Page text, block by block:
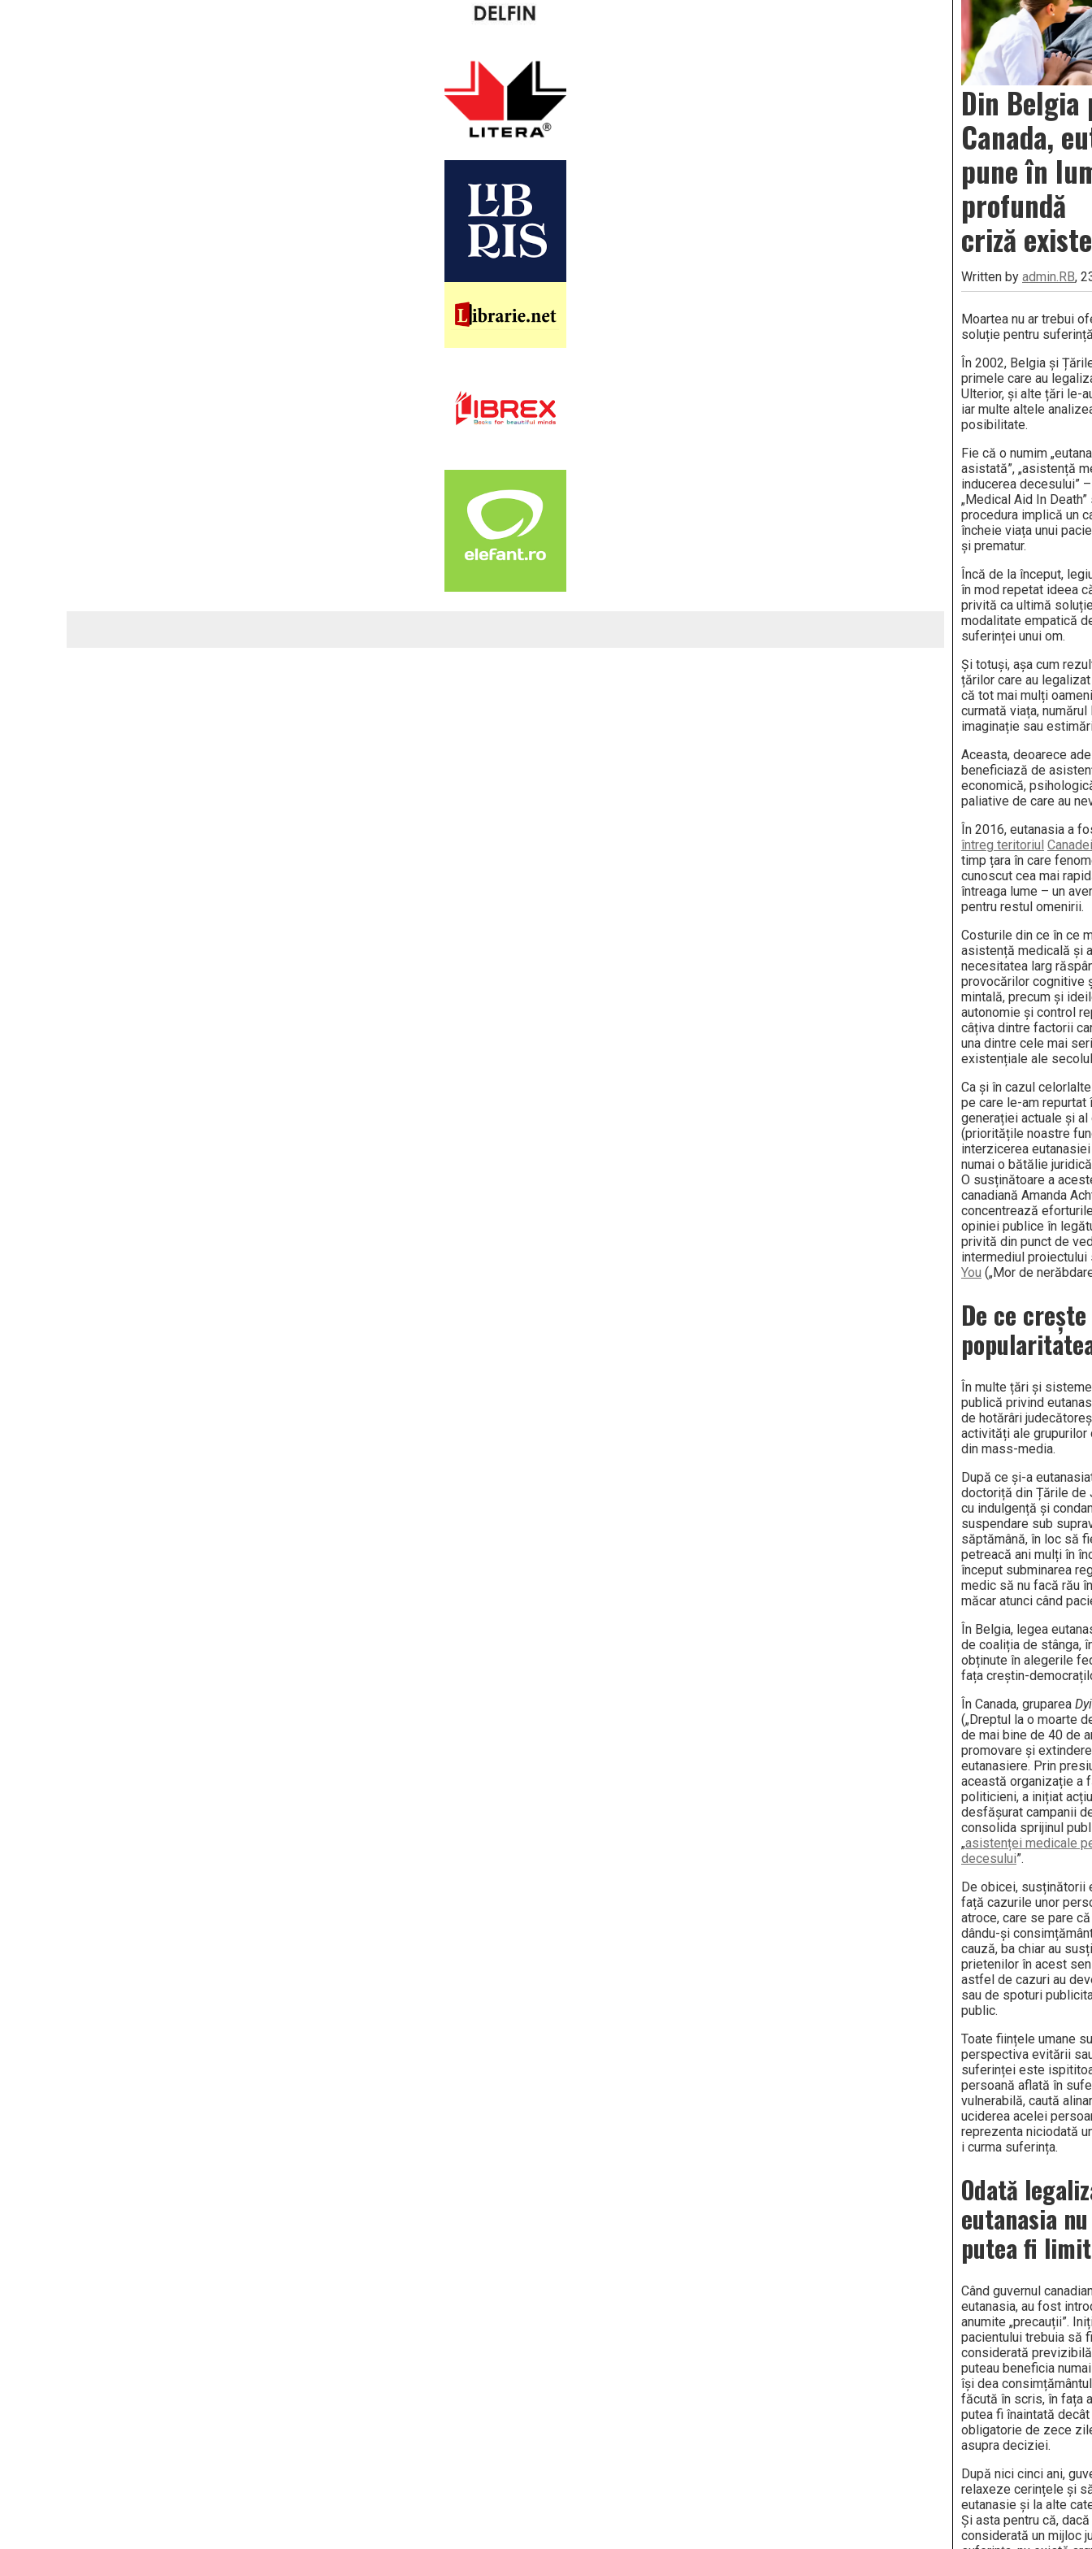
Din Belgia
Canada,
pune în
profundă
criză
Written by admin.RB,
Moartea nu ar trebui
soluție pentru
În 2002, Belgia și
primele care au
Ulterior, și alte țări le-
iar multe altele
posibilitate.
Fie că o numim
asistată”, „asistență
inducerea decesului”
„Medical Aid In Death”
procedura implică un
încheie viața unui
și prematur.
Încă de la început,
în mod repetat ideea
privită ca ultimă
modalitate empatică
suferinței unui om.
Și totuși, așa cum
țărilor care au
că tot mai mulți
curmată viața,
imaginație sau
Aceasta, deoarece
beneficiază de
economică,
paliative de care au
În 2016, eutanasia a
întreg teritoriul Canadei
timp țara în care
cunoscut cea mai
întreaga lume – un
pentru restul omenirii.
Costurile din ce în ce
asistență medicală și
necesitatea larg
provocărilor cognitive
mintală, precum și
autonomie și control
câțiva dintre factorii
una dintre cele mai
existențiale ale
Ca și în cazul
pe care le-am repurtat
generației actuale și
(prioritățile noastre
interzicerea
numai o bătălie
O susținătoare a
canadiană Amanda
concentrează
opiniei publice în
privită din punct de
intermediul
You („Mor de
De ce crește
În multe țări și
publică privind
de hotărâri
activități ale
din mass-media.
După ce și-a
doctoriță din Țările de
cu indulgență și
suspendare sub
săptămână, în loc să
petreacă ani mulți în
început subminarea
medic să nu facă rău
măcar atunci când
În Belgia, legea
de coaliția de stânga,
obținute în alegerile
fața creștin-
În Canada, gruparea
(„Dreptul la o moarte
de mai bine de 40 de
promovare și
eutanasiere. Prin
această organizație a
politicieni, a inițiat
desfășurat campanii
consolida sprijinul
„asistenței medicale
decesului”.
De obicei, susținătorii
față cazurile unor
atroce, care se pare
dându-și
cauză, ba chiar au
prietenilor în acest
astfel de cazuri au
sau de spoturi
public.
Toate ființele umane
perspectiva evitării
suferinței este
persoană aflată în
vulnerabilă, caută
uciderea acelei
reprezenta niciodată
i curma suferința.
Odată
eutanasia
putea fi
Când guvernul
eutanasia, au fost
anumite „precauții”.
pacientului trebuia să
considerată
puteau beneficia
își dea
făcută în scris, în fața
putea fi înaintată
obligatorie de zece
asupra deciziei.
După nici cinci ani,
relaxeze cerințele și
eutanasie și la alte
Și asta pentru că,
considerată un mijloc